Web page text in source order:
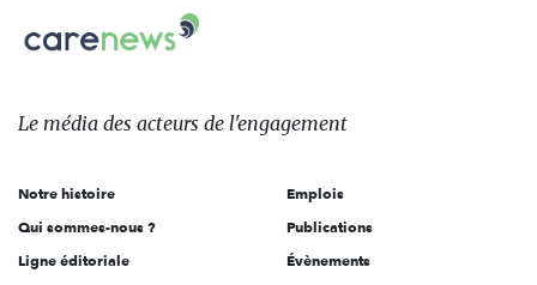
sur:
Le
des
l'engagement
Le média des acteurs de l'engagement
Notre histoire
Qui sommes-nous ?
Ligne éditoriale
Emplois
Publications
Évènements